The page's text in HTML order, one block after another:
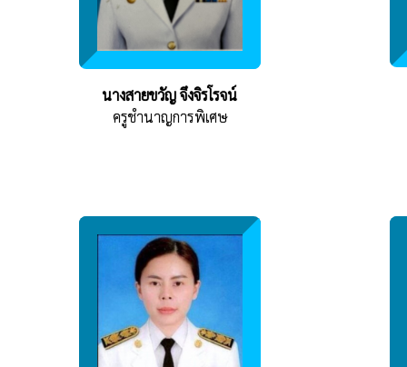
นางสายขวัญ จึงจิรโรจน์
ครูชำนาญการพิเศษ